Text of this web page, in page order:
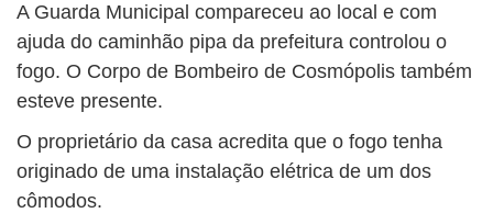
A Guarda Municipal compareceu ao local e com
ajuda do caminhão pipa da prefeitura controlou o
fogo. O Corpo de Bombeiro de Cosmópolis também
esteve presente.
O proprietário da casa acredita que o fogo tenha
originado de uma instalação elétrica de um dos
cômodos.